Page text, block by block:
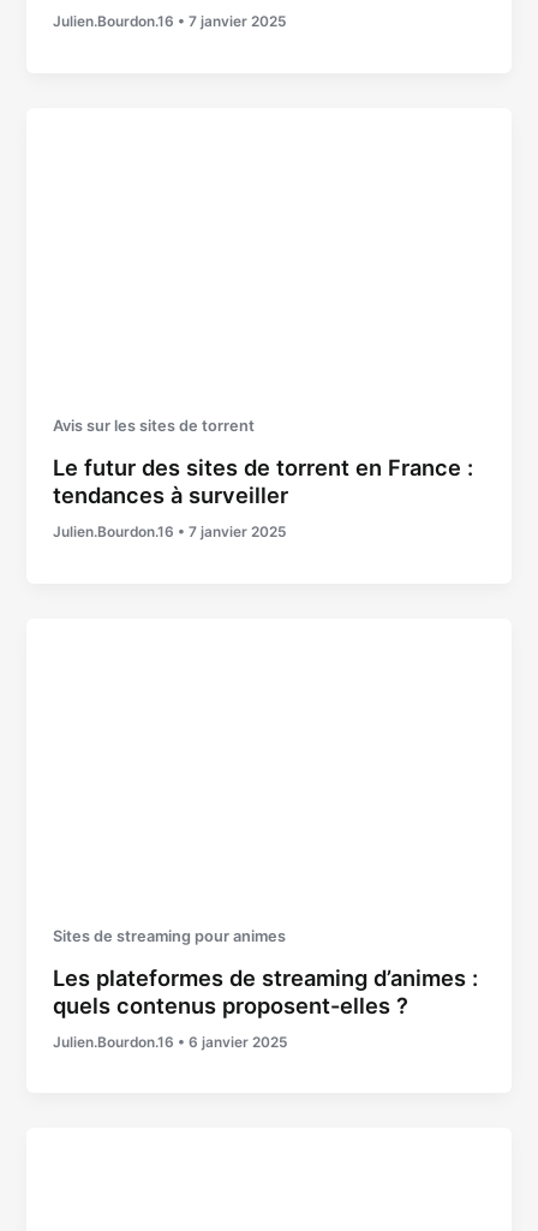
Julien.Bourdon.16 •7 janvier 2025
Avis sur les sites de torrent
Le futur des sites de torrent en France :
tendances à surveiller
Julien.Bourdon.16 •7 janvier 2025
Sites de streaming pour animes
Les plateformes de streaming d’animes :
quels contenus proposent-elles ?
Julien.Bourdon.16 •6 janvier 2025